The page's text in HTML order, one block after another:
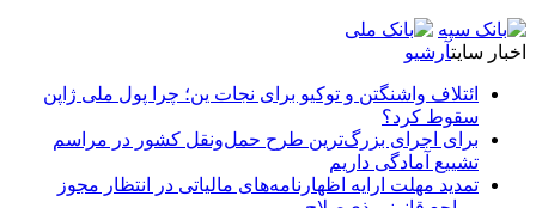
اخبار سایتآرشیو
ائتلاف واشنگتن و توکیو برای نجات ین؛ چرا پول ملی ژاپن
سقوط کرد؟
برای اجرای بزرگ‌ترین طرح حمل‌ونقل کشور در مراسم
تشییع آمادگی داریم
تمدید مهلت ارایه اظهارنامه‌های مالیاتی در انتظار مجوز